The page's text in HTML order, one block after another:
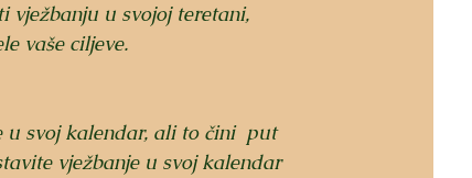
u svojoj teretani,
vaše ciljeve.
u svoj kalendar, ali to čini  put
vježbanje u svoj kalendar